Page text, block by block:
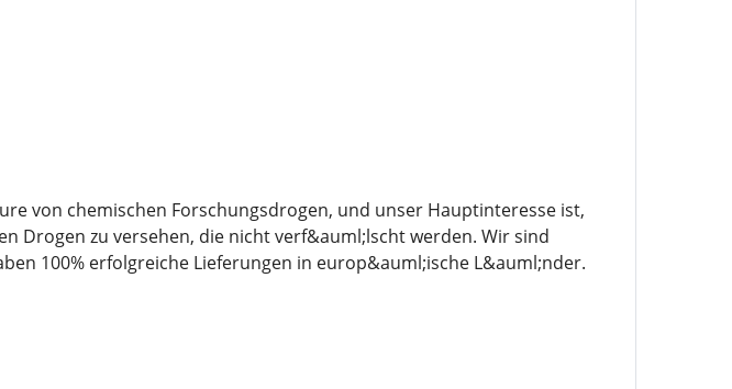
von chemischen Forschungsdrogen, und unser Hauptinteresse ist,
Drogen zu versehen, die nicht verf&auml;lscht werden. Wir sind
100% erfolgreiche Lieferungen in europ&auml;ische L&auml;nder.